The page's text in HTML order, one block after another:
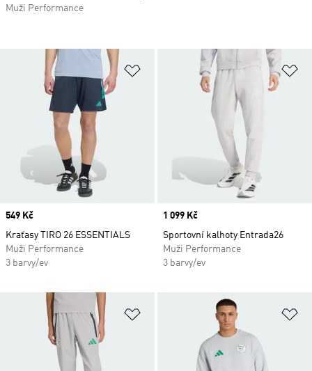
Přidat do seznamu přání
Price
549 Kč
Kraťasy TIRO 26 ESSENTIALS
Muži Performance
3 barvy/ev
Price
1 099 Kč
Sportovní kalhoty Entrada26
Muži Performance
3 barvy/ev
Přidat do seznamu přání
Muži Performance